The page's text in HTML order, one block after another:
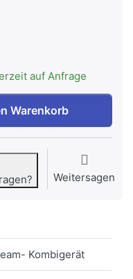
auf Anfrage
Backofen Pyrolyse
Warenkorb
Weitersagen
Kombigerät